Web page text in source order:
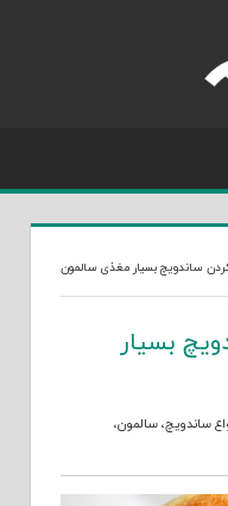
ساندویچ بسیار مغذی سالمون
بسیار
ساندویچ،سالمون،